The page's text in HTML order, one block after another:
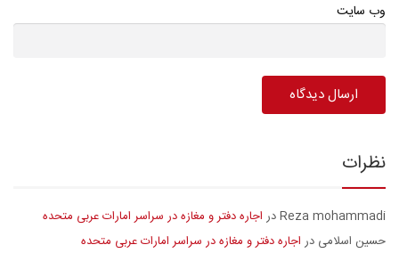
وب سایت
نظرات
Reza mohammadiدر اجاره دفتر و مغازه در سراسر امارات عربی متحده
حسین اسلامی در اجاره دفتر و مغازه در سراسر امارات عربی متحده